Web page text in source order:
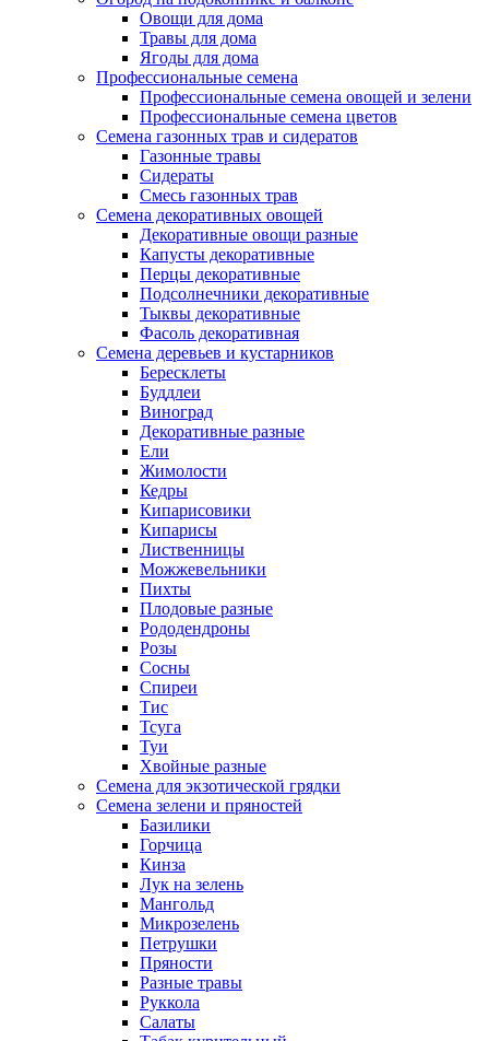
Овощи для дома
Травы для дома
Ягоды для дома
Профессиональные семена
Профессиональные семена овощей и зелени
Профессиональные семена цветов
Семена газонных трав и сидератов
Газонные травы
Сидераты
Смесь газонных трав
Семена декоративных овощей
Декоративные овощи разные
Капусты декоративные
Перцы декоративные
Подсолнечники декоративные
Тыквы декоративные
Фасоль декоративная
Семена деревьев и кустарников
Бересклеты
Буддлеи
Виноград
Декоративные разные
Ели
Жимолости
Кедры
Кипарисовики
Кипарисы
Лиственницы
Можжевельники
Пихты
Плодовые разные
Рододендроны
Розы
Сосны
Спиреи
Тис
Тсуга
Туи
Хвойные разные
Семена для экзотической грядки
Семена зелени и пряностей
Базилики
Горчица
Кинза
Лук на зелень
Мангольд
Микрозелень
Петрушки
Пряности
Разные травы
Руккола
Салаты